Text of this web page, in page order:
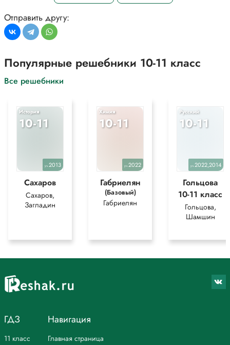
Отправить другу:
Популярные решебники 10-11 класс
Все решебники
История
10-11
уч. 2013
Сахаров
Сахаров,
Загладин
Химия
10-11
уч. 2022
Габриелян
(Базовый)
Габриелян
Русский
10-11
уч. 2022,2014
Гольцова
10-11 класс
Гольцова,
Шамшин
ГДЗ
11 класс
Навигация
Главная страница